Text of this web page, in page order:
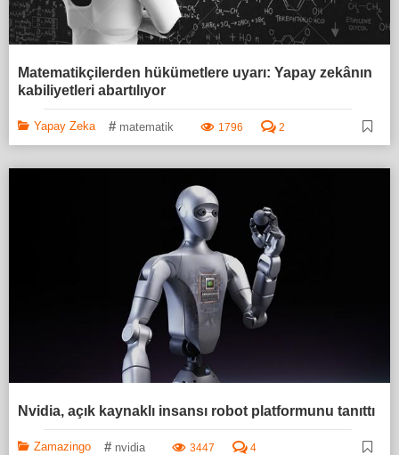
Matematikçilerden hükümetlere uyarı: Yapay zekânın
kabiliyetleri abartılıyor
Yapay Zeka # matematik 1796 2
Nvidia, açık kaynaklı insansı robot platformunu tanıttı
Zamazingo # nvidia 3447 4